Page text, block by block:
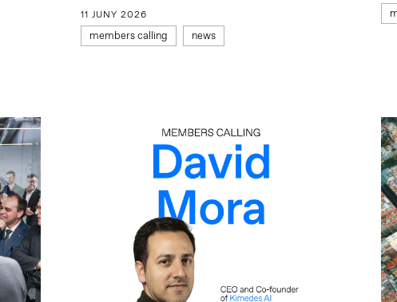
11 JUNY 2026
members calling news